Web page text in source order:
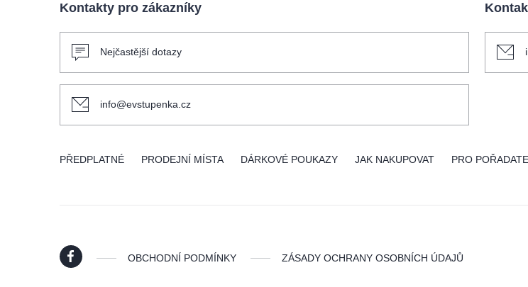
Kontakty pro zákazníky
Nejčastější dotazy
info@evstupenka.cz
PŘEDPLATNÉ PRODEJNÍ MÍSTA DÁRKOVÉ POUKAZY JAK NAKUPOVAT PRO
OBCHODNÍ PODMÍNKY ZÁSADY OCHRANY OSOBNÍCH ÚDAJŮ